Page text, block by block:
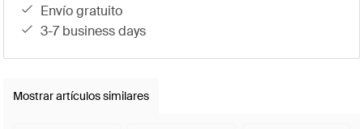
envío gratuito
3-7 business days
Mostrar artículos similares